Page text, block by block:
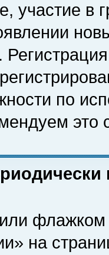
участие в
по
это
флажком
на